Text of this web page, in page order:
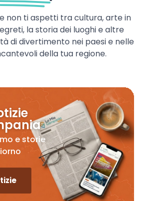
non ti aspetti tra cultura, arte in
la storia dei luoghi e altre
di divertimento nei paesi e nelle
della tua regione.
e storie